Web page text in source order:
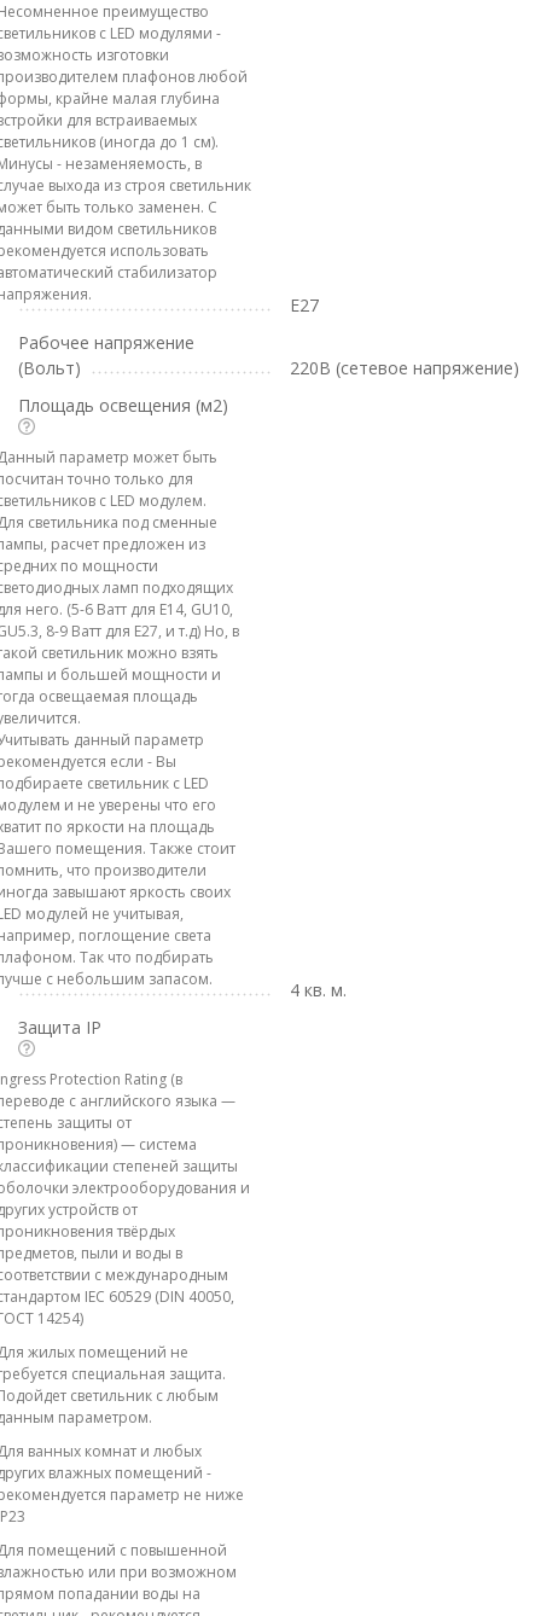
преимущество
с LED модулями -
изготовки
плафонов любой
крайне малая глубина
для встраиваемых
(иногда до 1 см).
- незаменяемость, в
выхода из строя светильник
быть только заменен. С
видом светильников
использовать
стабилизатор
E27
Рабочее напряжение
(Вольт)
220В (сетевое напряжение)
Площадь освещения (м2)
параметр может быть
точно только для
с LED модулем.
светильника под сменные
расчет предложен из
по мощности
ламп подходящих
него. (5-6 Ватт для E14, GU10,
8-9 Ватт для E27, и т.д) Но, в
светильник можно взять
и большей мощности и
освещаемая площадь
данный параметр
если - Вы
светильник с LED
и не уверены что его
по яркости на площадь
помещения. Также стоит
что производители
завышают яркость своих
модулей не учитывая,
поглощение света
Так что подбирать
с небольшим запасом.
4 кв. м.
Защита IP
Protection Rating (в
с английского языка —
защиты от
— система
степеней защиты
электрооборудования и
устройств от
твёрдых
пыли и воды в
с международным
IEC 60529 (DIN 40050,
14254)
жилых помещений не
специальная защита.
светильник с любым
параметром.
ванных комнат и любых
влажных помещений -
параметр не ниже
помещений с повышенной
или при возможном
попадании воды на